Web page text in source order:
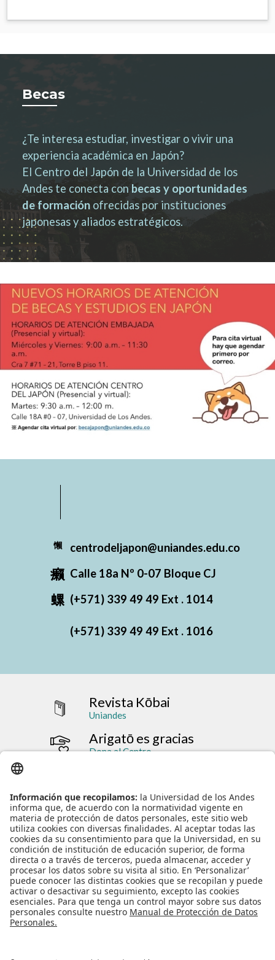
Becas
¿Te interesa estudiar, investigar o vivir una
experiencia académica en Japón?
El Centro del Japón de la Universidad de los
Andes te conecta con becas y oportunidades
de formación ofrecidas por instituciones
japonesas y aliados estratégicos.
centrodeljapon@uniandes.edu.co
Calle 18a Nº 0-07 Bloque CJ
(+571) 339 49 49 Ext . 1014
(+571) 339 49 49 Ext . 1016
Revista Kōbai
Uniandes
Arigatō es gracias
Dona al Centro
NORMATIVIDAD INSTITUCIONAL
ENLACES RÁPIDOS